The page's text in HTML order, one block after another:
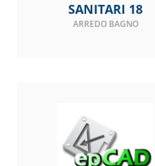
SANITARI 18
ARREDO BAGNO